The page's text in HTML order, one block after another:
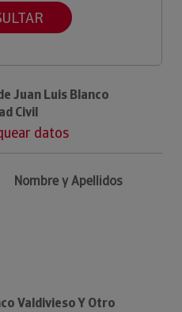
Juan Luis Blanco
Civil
datos
Nombre y Apellidos
Valdivieso Y Otro